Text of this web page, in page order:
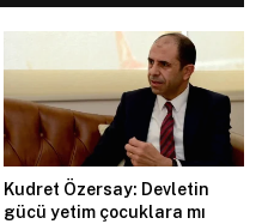
Kudret Özersay: Devletin
gücü yetim çocuklara mı